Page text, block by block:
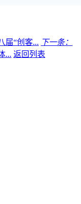
届“创客... 下一条：
... 返回列表